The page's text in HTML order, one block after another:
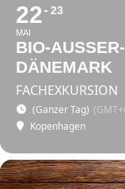
22
MAI
23
BIO-AUSSER-
ÄNEMARK
FACHEXKURSION
(Ganzer Tag)
Kopenhagen